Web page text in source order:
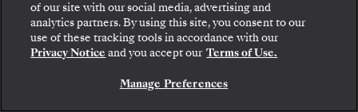
Silver Dawn - Otium Spa
Embarque: escolha sua suíte e confira as tarifas e
os serviços inclusos antes de confirmar com
segurança sua viagem com a Silversea.
RESERVE A SUA SUITE
of our site with our social media, advertising and
analytics partners. By using this site, you consent to our
use of these tracking tools in accordance with our
Privacy Notice and you accept our Terms of Use.
Manage Preferences